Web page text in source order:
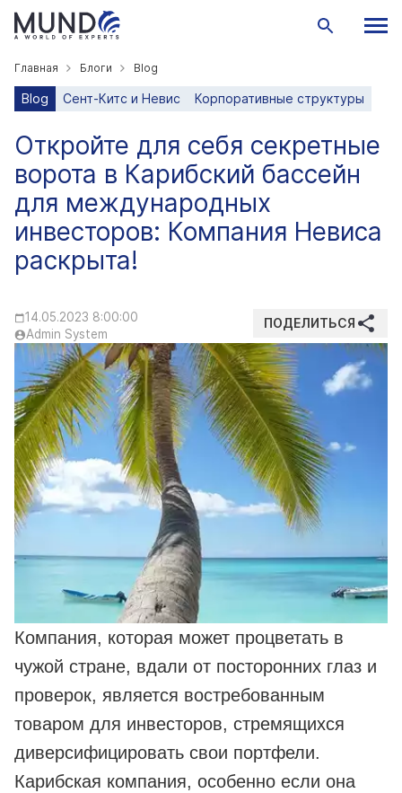
Главная Блоги Blog
Blog Сент-Китс и Невис Корпоративные структуры
Откройте для себя секретные
ворота в Карибский бассейн
для международных
инвесторов: Компания Невиса
раскрыта!
14.05.2023 8:00:00
Admin System
ПОДЕЛИТЬСЯ
Компания, которая может процветать в
чужой стране, вдали от посторонних глаз и
проверок, является востребованным
товаром для инвесторов, стремящихся
диверсифицировать свои портфели.
Карибская компания, особенно если она